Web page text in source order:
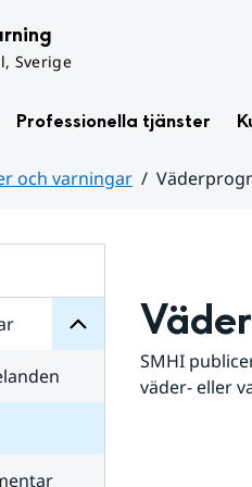
Sverige
Professionella tjänster
och varningar
för
varningar
SMHI
väder- eller